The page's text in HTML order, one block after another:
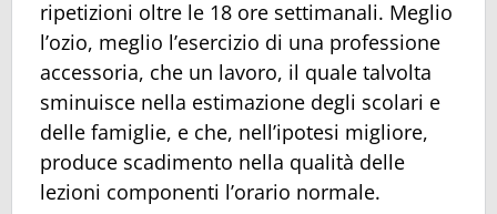
ripetizioni oltre le 18 ore settimanali. Meglio
l’ozio, meglio l’esercizio di una professione
accessoria, che un lavoro, il quale talvolta
sminuisce nella estimazione degli scolari e
delle famiglie, e che, nell’ipotesi migliore,
produce scadimento nella qualità delle
lezioni componenti l’orario normale.